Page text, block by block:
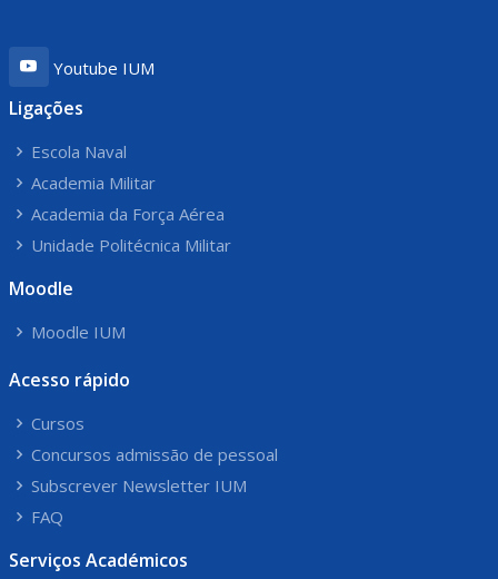
Youtube IUM
Ligações
Escola Naval
Academia Militar
Academia da Força Aérea
Unidade Politécnica Militar
Moodle
Moodle IUM
Acesso rápido
Cursos
Concursos admissão de pessoal
Subscrever Newsletter IUM
FAQ
Serviços Académicos